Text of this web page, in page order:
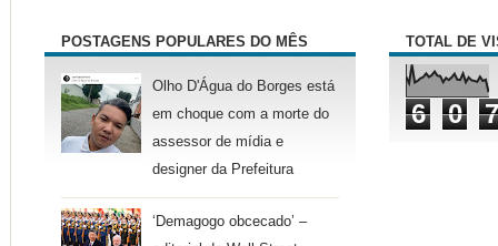
POSTAGENS POPULARES DO MÊS
Olho D'Água do Borges está
em choque com a morte do
assessor de mídia e
designer da Prefeitura
‘Demagogo obcecado’ –
TOTAL DE
6 0 7